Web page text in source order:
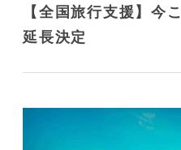
【全国旅行支援】今
延長決定